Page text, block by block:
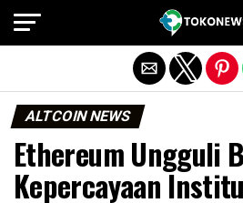
ALTCOIN NEWS
Ethereum Ungguli
Kepercayaan
Exit mobile